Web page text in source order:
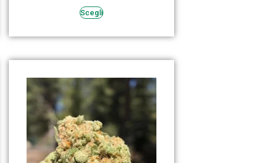
Scegli